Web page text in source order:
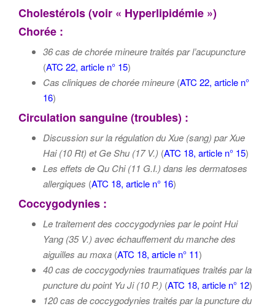
Cholestérols (voir « Hyperlipidémie »)
Chorée :
36 cas de chorée mineure traités par l’acupuncture
(ATC 22, article n° 15)
Cas cliniques de chorée mineure (ATC 22, article n°
16)
Circulation sanguine (troubles) :
Discussion sur la régulation du Xue (sang) par Xue
Hai (10 Rt) et Ge Shu (17 V.) (ATC 18, article n° 15)
Les effets de Qu Chi (11 G.I.) dans les dermatoses
allergiques (ATC 18, article n° 16)
Coccygodynies :
Le traitement des coccygodynies par le point Hui
Yang (35 V.) avec échauffement du manche des
aiguilles au moxa (ATC 18, article n° 11)
40 cas de coccygodynies traumatiques traités par la
puncture du point Yu Ji (10 P.) (ATC 18, article n° 12)
120 cas de coccygodynies traités par la puncture du